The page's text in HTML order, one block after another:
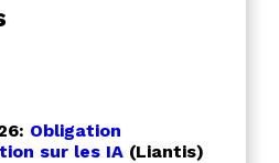
Obligation
sur les IA (Liantis)